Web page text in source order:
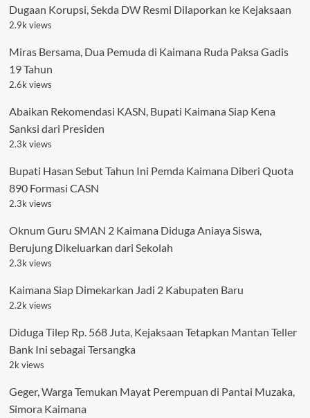
Dugaan Korupsi, Sekda DW Resmi Dilaporkan ke Kejaksaan
2.9k views
Miras Bersama, Dua Pemuda di Kaimana Ruda Paksa Gadis
19 Tahun
2.6k views
Abaikan Rekomendasi KASN, Bupati Kaimana Siap Kena
Sanksi dari Presiden
2.3k views
Bupati Hasan Sebut Tahun Ini Pemda Kaimana Diberi Quota
890 Formasi CASN
2.3k views
Oknum Guru SMAN 2 Kaimana Diduga Aniaya Siswa,
Berujung Dikeluarkan dari Sekolah
2.3k views
Kaimana Siap Dimekarkan Jadi 2 Kabupaten Baru
2.2k views
Diduga Tilep Rp. 568 Juta, Kejaksaan Tetapkan Mantan Teller
Bank Ini sebagai Tersangka
2k views
Geger, Warga Temukan Mayat Perempuan di Pantai Muzaka,
Simora Kaimana